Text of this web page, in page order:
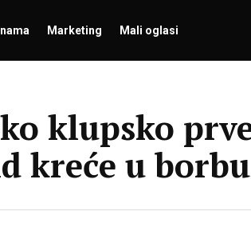
Marketing Mali oglasi
klupsko
kreće u